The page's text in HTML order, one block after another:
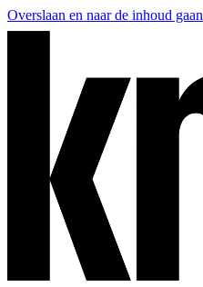
Overslaan en naar de inhoud gaan